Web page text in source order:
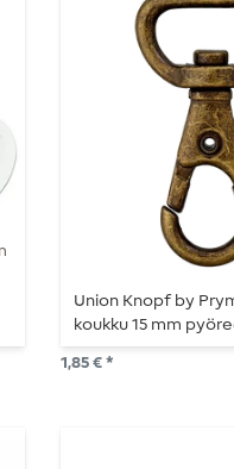
Union Knopf by
koukku 15 mm
antiikkimessinki
1,85 € *